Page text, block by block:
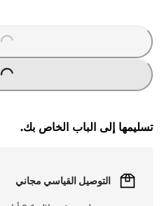
L
.
L
.
تسليمها إلى الباب الخاص بك.
التوصيل القياسي مجاني